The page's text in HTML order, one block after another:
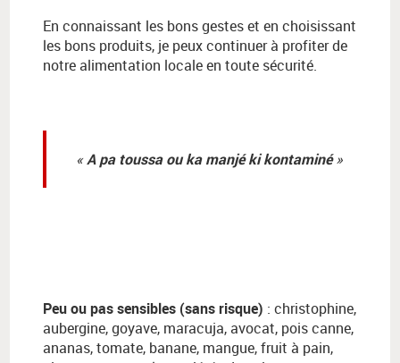
En connaissant les bons gestes et en choisissant
les bons produits, je peux continuer à profiter de
notre alimentation locale en toute sécurité.
A pa toussa ou ka manjé ki kontaminé
Peu ou pas sensibles (sans risque) : christophine,
aubergine, goyave, maracuja, avocat, pois canne,
ananas, tomate, banane, mangue, fruit à pain,